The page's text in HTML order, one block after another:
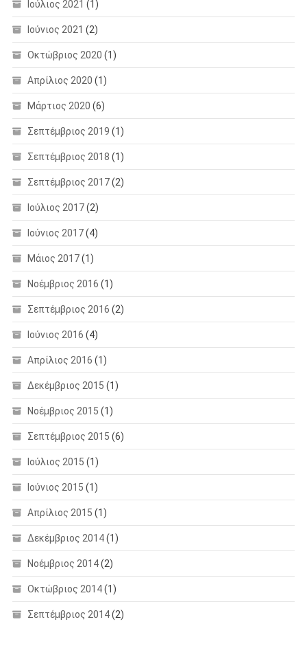
Ιούλιος 2021 (1)
Ιούνιος 2021 (2)
Οκτώβριος 2020 (1)
Απρίλιος 2020 (1)
Μάρτιος 2020 (6)
Σεπτέμβριος 2019 (1)
Σεπτέμβριος 2018 (1)
Σεπτέμβριος 2017(2)
Ιούλιος 2017(2)
Ιούνιος 2017(4)
Μάιος 2017(1)
Νοέμβριος 2016 (1)
Σεπτέμβριος 2016 (2)
Ιούνιος 2016 (4)
Απρίλιος 2016 (1)
Δεκέμβριος 2015 (1)
Νοέμβριος 2015 (1)
Σεπτέμβριος 2015 (6)
Ιούλιος 2015 (1)
Ιούνιος 2015 (1)
Απρίλιος 2015 (1)
Δεκέμβριος 2014(1)
Νοέμβριος 2014(2)
Οκτώβριος 2014(1)
Σεπτέμβριος 2014(2)